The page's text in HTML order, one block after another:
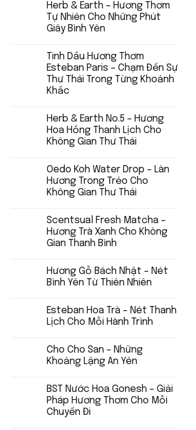
Herb & Earth – Hương Thơm
Tự Nhiên Cho Những Phút
Giây Bình Yên
Tinh Dầu Hương Thơm
Esteban Paris – Chạm Đến Sự
Thư Thái Trong Từng Khoảnh
Khắc
Herb & Earth No.5 – Hương
Hoa Hồng Thanh Lịch Cho
Không Gian Thư Thái
Oedo Koh Water Drop – Làn
Hương Trong Trẻo Cho
Không Gian Thư Thái
Scentsual Fresh Matcha –
Hương Trà Xanh Cho Không
Gian Thanh Bình
Hương Gỗ Bách Nhật – Nét
Bình Yên Từ Thiên Nhiên
Esteban Hoa Trà – Nét Thanh
Lịch Cho Mỗi Hành Trình
Cho Cho San – Những
Khoảng Lặng An Yên
BST Nước Hoa Gonesh – Giải
Pháp Hương Thơm Cho Mỗi
Chuyến Đi